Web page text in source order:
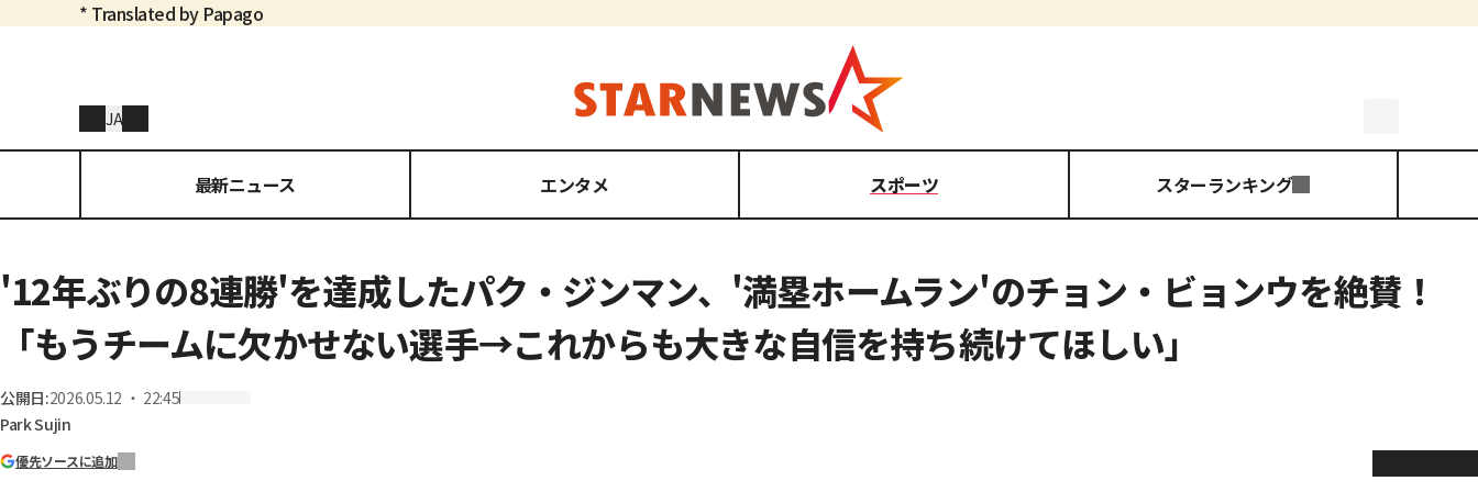
* Translated by Papago
JA
最新ニュース エンタメ スポーツ スターランキング
'12年ぶりの8連勝'を達成したパク・ジンマン、'満塁ホームラン'のチョン・ビョンウを絶賛！
「もうチームに欠かせない選手→これからも大きな自信を持ち続けてほしい」
公開日:2026.05.12 ・ 22:45
Park Sujin
優先ソースに追加